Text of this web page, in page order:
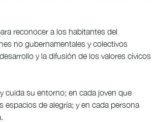
reconocer a los habitantes del
no gubernamentales y colectivos
y la difusión de los valores cívicos
cuida su entorno; en cada joven que
de alegría; y en cada persona